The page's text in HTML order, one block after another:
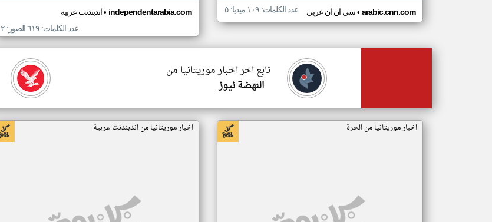
سي ان ان عربي• arabic.cnn.com عدد الكلمات: ١٠٩ ميديا: ٥ اندبندنت عربية• independentarabia.com
عدد الكلمات: ٦١٩ الصور: ٢
تابع اخر اخبار موريتانيا من
النهضة نيوز
اخبار موريتانيا من الحرة اخبار موريتانيا من اندبندنت عربية